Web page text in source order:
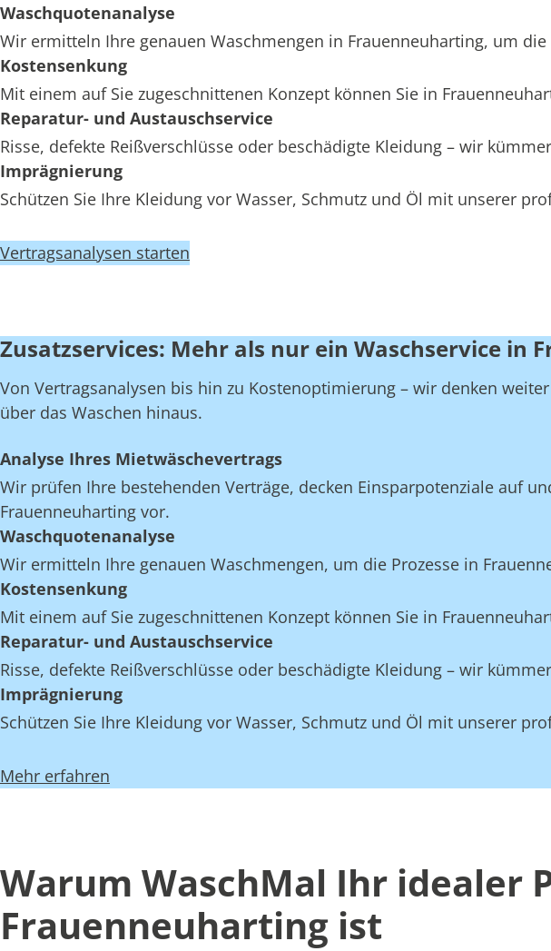
Waschquotenanalyse
Wir ermitteln Ihre genauen Waschmengen in Frauenneuharting, um
Kostensenkung
Mit einem auf Sie zugeschnittenen Konzept können Sie in
Reparatur- und Austauschservice
Risse, defekte Reißverschlüsse oder beschädigte Kleidung – wir
Imprägnierung
Schützen Sie Ihre Kleidung vor Wasser, Schmutz und Öl mit unserer
Vertragsanalysen starten
Zusatzservices: Mehr als nur ein Waschservice in
Von Vertragsanalysen bis hin zu Kostenoptimierung – wir denken
über das Waschen hinaus.
Analyse Ihres Mietwäschevertrags
Wir prüfen Ihre bestehenden Verträge, decken Einsparpotenziale auf
Frauenneuharting vor.
Waschquotenanalyse
Wir ermitteln Ihre genauen Waschmengen, um die Prozesse in
Kostensenkung
Mit einem auf Sie zugeschnittenen Konzept können Sie in
Reparatur- und Austauschservice
Risse, defekte Reißverschlüsse oder beschädigte Kleidung – wir
Imprägnierung
Schützen Sie Ihre Kleidung vor Wasser, Schmutz und Öl mit unserer
Mehr erfahren
Warum WaschMal Ihr idealer
Frauenneuharting ist